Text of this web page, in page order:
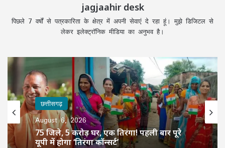
jagjaahir desk
पिछले 7 वर्षों से पत्रकारिता के क्षेत्र में अपनी सेवाएं दे रहा हूं। मुझे डिजिटल से
लेकर इलेक्ट्रॉनिक मीडिया का अनुभव है।
छत्तीसगढ़
August 6, 2026
75 जिले, 5 करोड़ घर, एक तिरंगा! पहली बार पूरे
यूपी में होगा ‘तिरंगा कॉन्सर्ट’